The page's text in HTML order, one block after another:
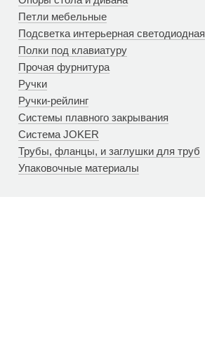
Петли мебельные
Подсветка интерьерная светодиодная
Полки под клавиатуру
Прочая фурнитура
Ручки
Ручки-рейлинг
Системы плавного закрывания
Система JOKER
Трубы, фланцы, и заглушки для труб
Упаковочные материалы